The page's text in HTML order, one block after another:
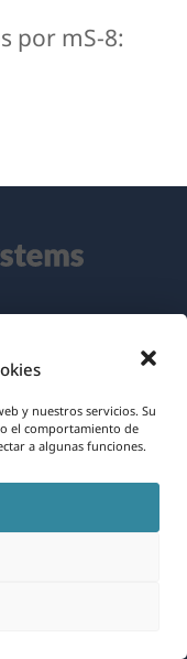
y nuestros servicios. Su
el comportamiento de
a algunas funciones.
por mS-8:
(se
abre
nueva
(se
abre
una